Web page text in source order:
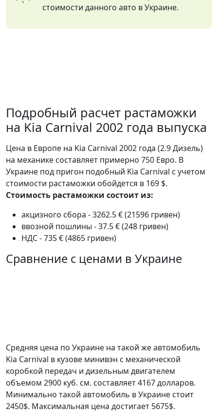
стоимости данного авто в Украине.
Подробный расчет растаможки
на Kia Carnival 2002 года выпуска
Цена в Европе на Kia Carnival 2002 года (2.9 Дизель)
на механике составляет примерно 750 Евро. В
Украине под пригон подобный Kia Carnival с учетом
стоимости растаможки обойдется в 169 $.
Стоимость растаможки состоит из:
акцизного сбора - 3262.5 € (21596 гривен)
ввозной пошлины - 37.5 € (248 гривен)
НДС - 735 € (4865 гривен)
Сравнение с ценами в Украине
Средняя цена по Украине на такой же автомобиль
Kia Carnival в кузове минивэн c механической
коробкой передач и дизельным двигателем
объемом 2900 куб. см. составляет 4167 долларов.
Минимально такой автомобиль в Украине стоит
2450$. Максимальная цена достигает 5675$.